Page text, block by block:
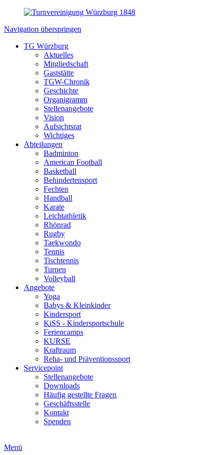
Navigation überspringen
TG Würzburg
Aktuelles
Mitgliedschaft
Gaststätte
TGW-Chronik
Geschichte
Organigramm
Stellenangebote
Vision
Aufsichtsrat
Wichtiges
Abteilungen
Badminton
American Football
Basketball
Behindertensport
Fechten
Handball
Karate
Leichtathletik
Rhönrad
Rugby
Taekwondo
Tennis
Tischtennis
Turnen
Volleyball
Angebote
Yoga
Babys & Kleinkinder
Kindersport
KiSS - Kindersportschule
Feriencamps
KURSE
Kraftraum
Reha- und Präventionssport
Servicepoint
Stellenangebote
Downloads
Häufig gestellte Fragen
Geschäftsstelle
Kontakt
Spenden
Menü